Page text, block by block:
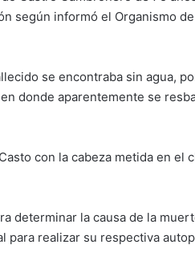
según informó el Organismo
se encontraba sin agua,
donde aparentemente se
con la cabeza metida en el
determinar la causa de la
para realizar su respectiva